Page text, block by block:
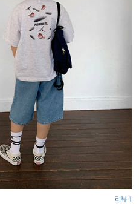
리뷰 1